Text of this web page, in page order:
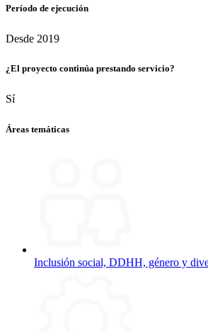
Período de ejecución
Desde 2019
¿El proyecto continúa prestando servicio?
Sí
Áreas temáticas
Inclusión social, DDHH, género y